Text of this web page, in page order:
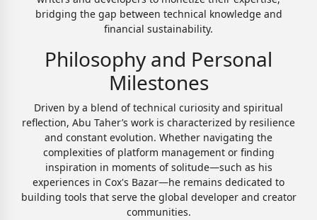
bridging the gap between technical knowledge and
financial sustainability.
Philosophy and Personal
Milestones
Driven by a blend of technical curiosity and spiritual
reflection, Abu Taher’s work is characterized by resilience
and constant evolution. Whether navigating the
complexities of platform management or finding
inspiration in moments of solitude—such as his
experiences in Cox's Bazar—he remains dedicated to
building tools that serve the global developer and creator
communities.